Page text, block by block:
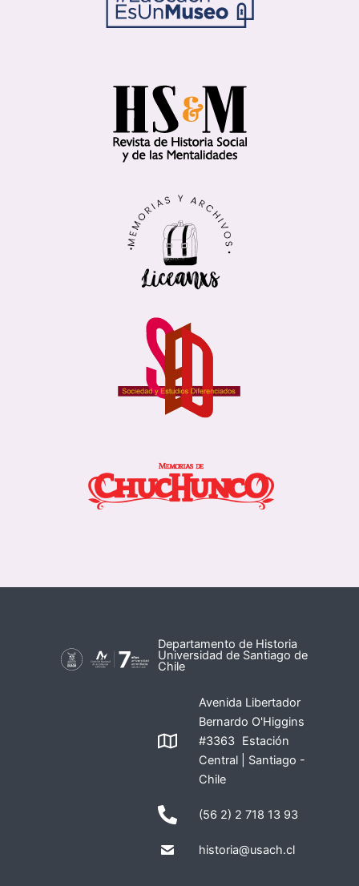
Departamento de Historia
Universidad de Santiago de
Chile
Avenida Libertador
Bernardo O'Higgins
#3363 Estación
Central | Santiago -
Chile
(56 2) 2 718 13 93
historia@usach.cl